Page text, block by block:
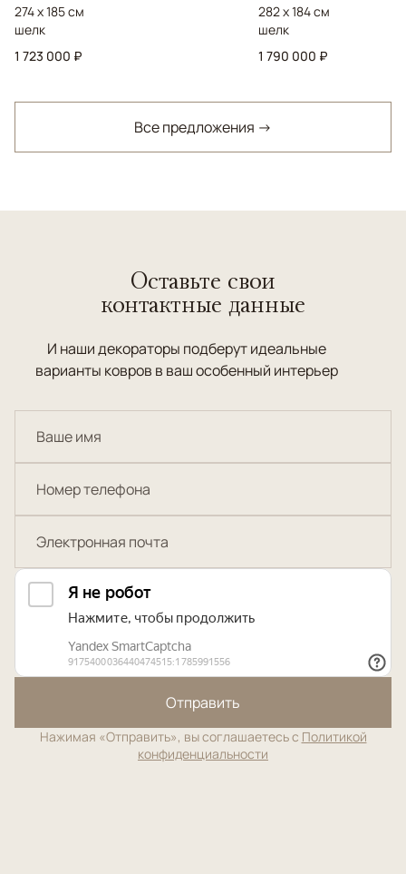
274 x 185 см
шелк
1 723 000 ₽
282 x 184 см
шелк
1 790 000 ₽
Все предложения →
Оставьте свои
контактные данные
И наши декораторы подберут идеальные
варианты ковров в ваш особенный интерьер
Отправить
Нажимая «Отправить», вы соглашаетесь с Политикой
конфиденциальности